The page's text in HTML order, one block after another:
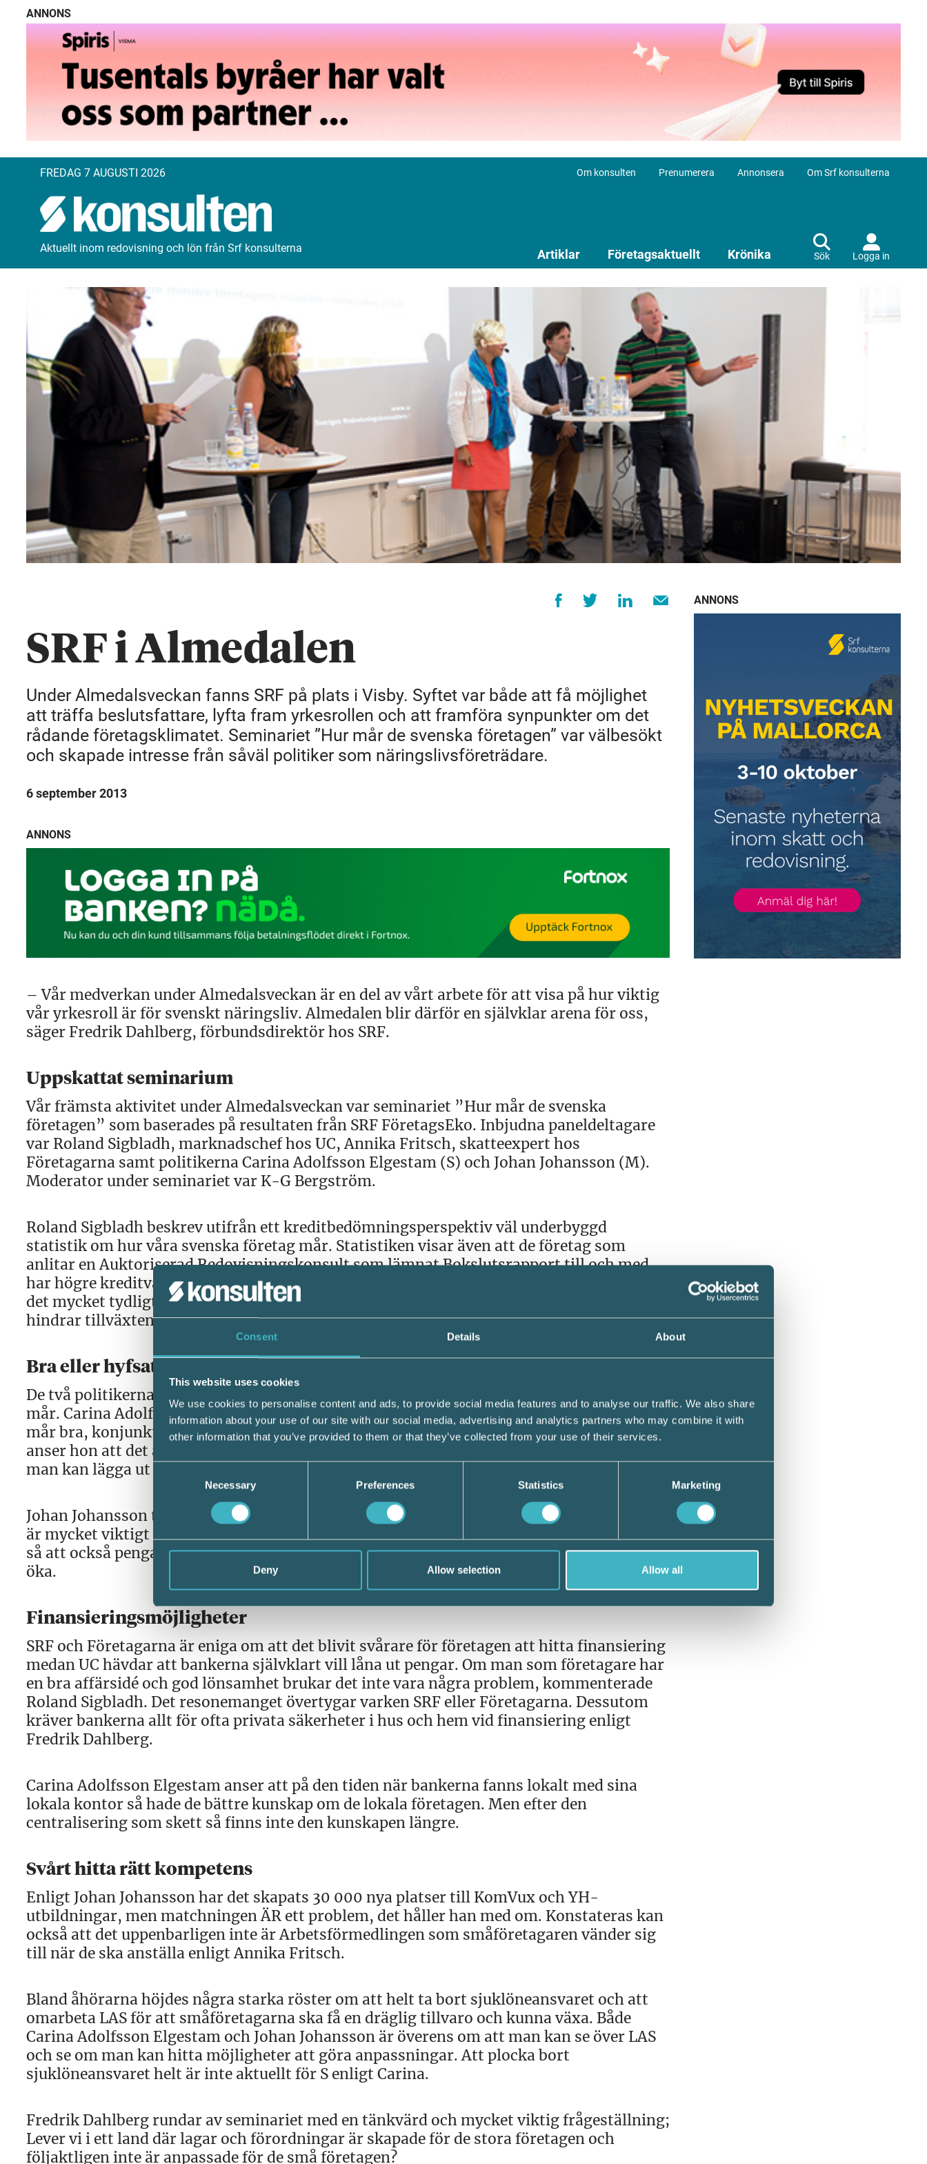
Consent Details About
This website uses cookies
We use cookies to personalise content and ads, to provide social media features and to analyse our traffic. We also share
information about your use of our site with our social media, advertising and analytics partners who may combine it with
other information that you’ve provided to them or that they’ve collected from your use of their services.
Necessary Preferences Statistics Marketing
Deny Allow selection Allow all
ANNONS
FREDAG 7 AUGUSTI 2026 Om konsulten Prenumerera Annonsera Om Srf konsulterna
Aktuellt inom redovisning och lön från Srf konsulterna Artiklar Företagsaktuellt Krönika Sök Logga in
SRF i Almedalen
Under Almedalsveckan fanns SRF på plats i Visby. Syftet var både att få möjlighet
att träffa beslutsfattare, lyfta fram yrkesrollen och att framföra synpunkter om det
rådande företagsklimatet. Seminariet ”Hur mår de svenska företagen” var välbesökt
och skapade intresse från såväl politiker som näringslivsföreträdare.
6 september 2013
ANNONS
– Vår medverkan under Almedalsveckan är en del av vårt arbete för att visa på hur viktig
vår yrkesroll är för svenskt näringsliv. Almedalen blir därför en självklar arena för oss,
säger Fredrik Dahlberg, förbundsdirektör hos SRF.
Uppskattat seminarium
Vår främsta aktivitet under Almedalsveckan var seminariet ”Hur mår de svenska
företagen” som baserades på resultaten från SRF FöretagsEko. Inbjudna paneldeltagare
var Roland Sigbladh, marknadschef hos UC, Annika Fritsch, skatteexpert hos
Företagarna samt politikerna Carina Adolfsson Elgestam (S) och Johan Johansson (M).
Moderator under seminariet var K-G Bergström.
Roland Sigbladh beskrev utifrån ett kreditbedömningsperspektiv väl underbyggd
statistik om hur våra svenska företag mår. Statistiken visar även att de företag som
anlitar en Auktoriserad Redovisningskonsult som lämnat Bokslutsrapport till och med
har högre kreditvärdighet än de som har revisor. Vid Annika Fritschs presentation blev
det mycket tydligt att SRF och Företagarna har fått likvärdiga resultat kring frågor som
hindrar tillväxten hos småföretag.
Bra eller hyfsat bra
De två politikerna i panelen fick svara på frågan om hur de tycker att svenska företag
mår. Carina Adolfsson Elgestam är av den uppfattningen att de flesta företag i Sverige
mår bra, konjunkturen har äntligen börjat vända och ordrarna börjar rulla in igen. Dock
anser hon att det är fortsatt tufft för industrier med den typen av enklare produktion som
man kan lägga ut på andra länder.
Johan Johansson tycker att företagen mår hyfsat men inte riktigt bra. Han tycker att det
är mycket viktigt att uppmuntra de lokala företagen som skapar arbetstillfällen på orten
så att också pengarna stannar kvar lokalt. Dessutom anser han att lönsamheten måste
öka.
Finansieringsmöjligheter
SRF och Företagarna är eniga om att det blivit svårare för företagen att hitta finansiering
medan UC hävdar att bankerna självklart vill låna ut pengar. Om man som företagare har
en bra affärsidé och god lönsamhet brukar det inte vara några problem, kommenterade
Roland Sigbladh. Det resonemanget övertygar varken SRF eller Företagarna. Dessutom
kräver bankerna allt för ofta privata säkerheter i hus och hem vid finansiering enligt
Fredrik Dahlberg.
Carina Adolfsson Elgestam anser att på den tiden när bankerna fanns lokalt med sina
lokala kontor så hade de bättre kunskap om de lokala företagen. Men efter den
centralisering som skett så finns inte den kunskapen längre.
Svårt hitta rätt kompetens
Enligt Johan Johansson har det skapats 30 000 nya platser till KomVux och YH-
utbildningar, men matchningen ÄR ett problem, det håller han med om. Konstateras kan
också att det uppenbarligen inte är Arbetsförmedlingen som småföretagaren vänder sig
till när de ska anställa enligt Annika Fritsch.
Bland åhörarna höjdes några starka röster om att helt ta bort sjuklöneansvaret och att
omarbeta LAS för att småföretagarna ska få en dräglig tillvaro och kunna växa. Både
Carina Adolfsson Elgestam och Johan Johansson är överens om att man kan se över LAS
och se om man kan hitta möjligheter att göra anpassningar. Att plocka bort
sjuklöneansvaret helt är inte aktuellt för S enligt Carina.
Fredrik Dahlberg rundar av seminariet med en tänkvärd och mycket viktig frågeställning;
Lever vi i ett land där lagar och förordningar är skapade för de stora företagen och
följaktligen inte är anpassade för de små företagen?
ANNONS